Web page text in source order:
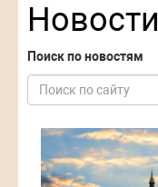
Новости
Поиск по новостям